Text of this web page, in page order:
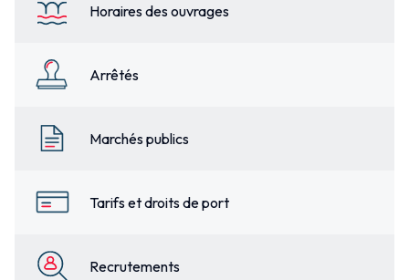
Horaires des ouvrages
Arrêtés
Marchés publics
Tarifs et droits de port
Recrutements